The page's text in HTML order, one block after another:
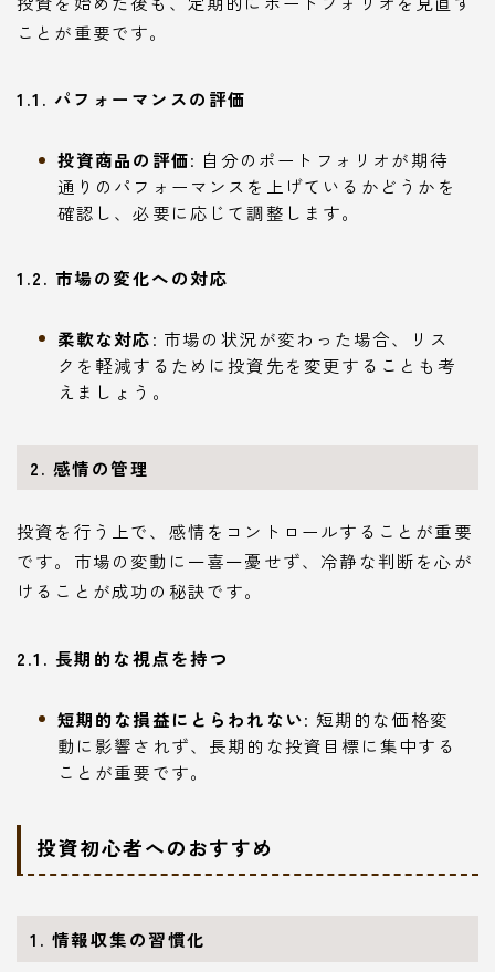
ことが重要です。
1.1. パフォーマンスの評価
投資商品の評価: 自分のポートフォリオが期待
通りのパフォーマンスを上げているかどうかを
確認し、必要に応じて調整します。
1.2. 市場の変化への対応
柔軟な対応: 市場の状況が変わった場合、リス
クを軽減するために投資先を変更することも考
えましょう。
2. 感情の管理
投資を行う上で、感情をコントロールすることが重要
です。市場の変動に一喜一憂せず、冷静な判断を心が
けることが成功の秘訣です。
2.1. 長期的な視点を持つ
短期的な損益にとらわれない: 短期的な価格変
動に影響されず、長期的な投資目標に集中する
ことが重要です。
投資初心者へのおすすめ
1. 情報収集の習慣化